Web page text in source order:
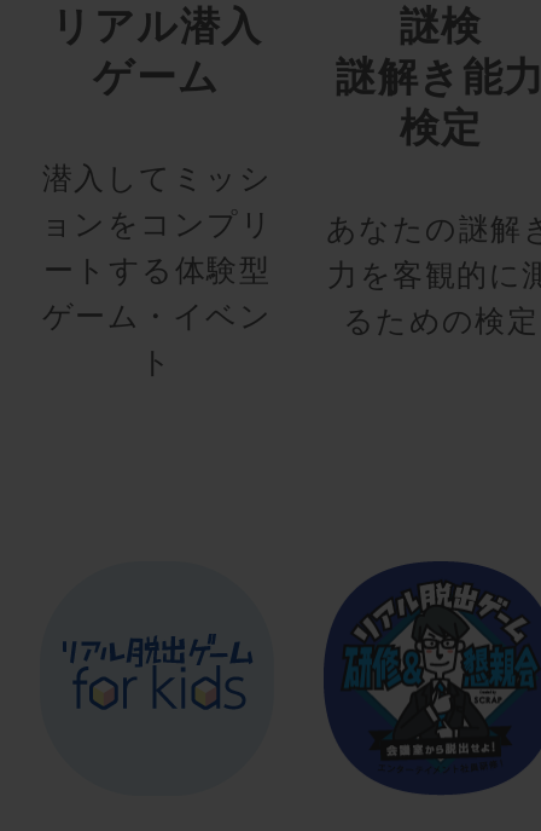
リアル潜入
ゲーム
潜入してミッシ
ョンをコンプリ
ートする体験型
ゲーム・イベン
ト
謎検
謎解き能
検定
あなたの謎解
力を客観的に
るための検定